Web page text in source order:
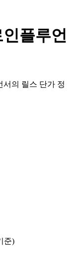
플루언
서의 릴스 단가 정
준)